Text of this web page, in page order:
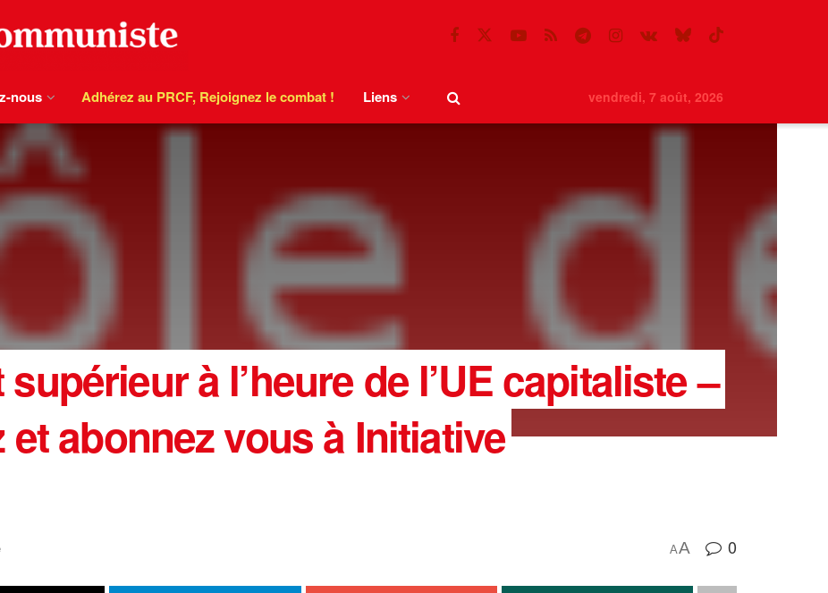
nous Adhérez au PRCF, Rejoignez le combat ! Liens vendredi, 7 août, 2026
supérieur à l’heure de l’UE capitaliste –
et abonnez vous à Initiative
AA 0